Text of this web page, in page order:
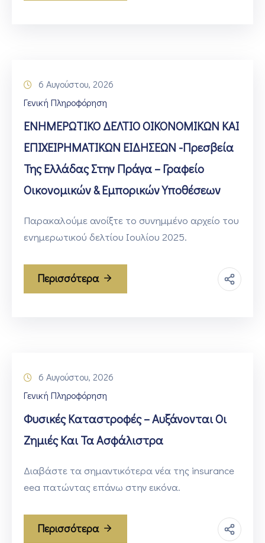
6 Αυγούστου, 2026
Γενική Πληροφόρηση
ΕΝΗΜΕΡΩΤΙΚΟ ΔΕΛΤΙΟ ΟΙΚΟΝΟΜΙΚΩΝ ΚΑΙ
ΕΠΙΧΕΙΡΗΜΑΤΙΚΩΝ ΕΙΔΗΣΕΩΝ -Πρεσβεία
Της Ελλάδας Στην Πράγα – Γραφείο
Οικονομικών & Εμπορικών Υποθέσεων
Παρακαλούμε ανοίξτε το συνημμένο αρχείο του
ενημερωτικού δελτίου Ιουλίου 2025.
Περισσότερα
6 Αυγούστου, 2026
Γενική Πληροφόρηση
Φυσικές Καταστροφές – Αυξάνονται Οι
Ζημιές Και Τα Ασφάλιστρα
Διαβάστε τα σημαντικότερα νέα της insurance
eea πατώντας επάνω στην εικόνα.
Περισσότερα